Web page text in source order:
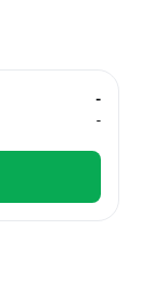
-
-